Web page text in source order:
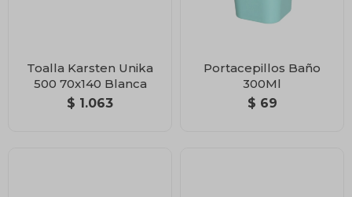
Toalla Karsten Unika
500 70x140 Blanca
$ 1.063
Portacepillos Baño
300Ml
$ 69